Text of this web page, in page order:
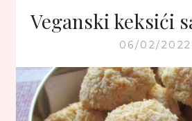
Veganski keksići
06/02/2022